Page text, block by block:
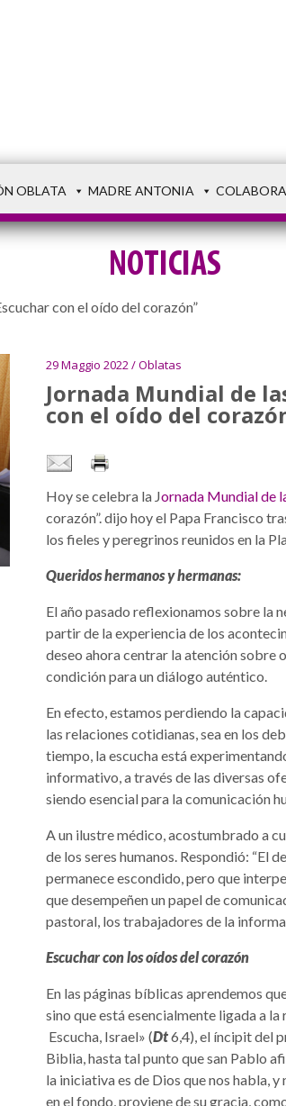
OBLATA MADRE ANTONIA COLABORA
NOTICIAS
con el oído del corazón”
29 Maggio 2022 / Oblatas
Jornada Mundial de
con el oído del
Hoy se celebra la Jornada Mundial de
corazón”. dijo hoy el Papa Francisco
los fieles y peregrinos reunidos en la
Queridos hermanos y hermanas:
El año pasado reflexionamos sobre la
partir de la experiencia de los
deseo ahora centrar la atención sobre
condición para un diálogo auténtico.
En efecto, estamos perdiendo la
las relaciones cotidianas, sea en los
tiempo, la escucha está
informativo, a través de las diversas
siendo esencial para la comunicación
A un ilustre médico, acostumbrado a
de los seres humanos. Respondió: “El
permanece escondido, pero que
que desempeñen un papel de
pastoral, los trabajadores de la
Escuchar con los oídos del corazón
En las páginas bíblicas aprendemos
sino que está esencialmente ligada a
Escucha, Israel» (Dt6,4), el íncipit del
Biblia, hasta tal punto que san Pablo
la iniciativa es de Dios que nos habla,
en el fondo, proviene de su gracia,